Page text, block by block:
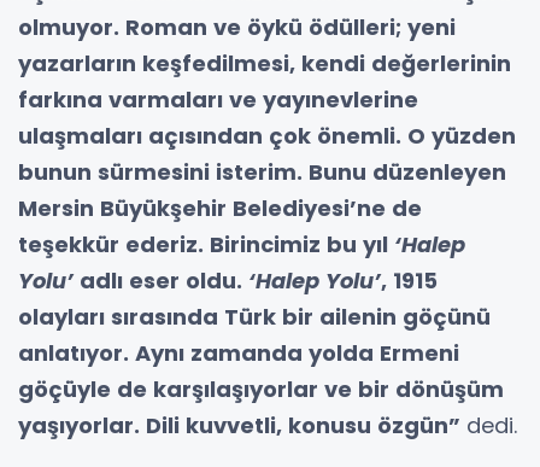
olmuyor. Roman ve öykü ödülleri; yeni
yazarların keşfedilmesi, kendi değerlerinin
farkına varmaları ve yayınevlerine
ulaşmaları açısından çok önemli. O yüzden
bunun sürmesini isterim. Bunu düzenleyen
Mersin Büyükşehir Belediyesi’ne de
teşekkür ederiz. Birincimiz bu yıl ‘Halep
Yolu’adlı eser oldu. ‘Halep Yolu’, 1915
olayları sırasında Türk bir ailenin göçünü
anlatıyor. Aynı zamanda yolda Ermeni
göçüyle de karşılaşıyorlar ve bir dönüşüm
yaşıyorlar. Dili kuvvetli, konusu özgün” dedi.